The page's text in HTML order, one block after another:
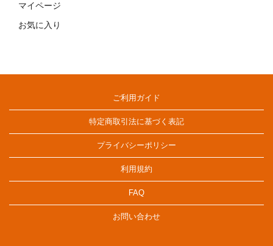
マイページ
お気に入り
ご利用ガイド
特定商取引法に基づく表記
プライバシーポリシー
利用規約
FAQ
お問い合わせ